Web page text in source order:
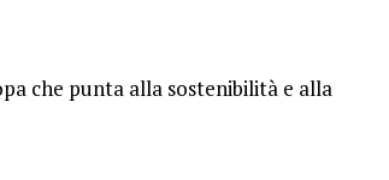
che punta alla sostenibilità e alla